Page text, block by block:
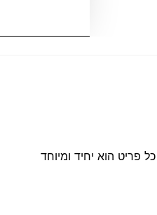
פריט הוא יחיד ומיוחד